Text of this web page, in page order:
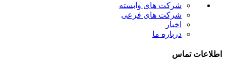
شرکت های وابسته
شرکت های فرعی
اخبار
درباره ما
اطلاعات تماس